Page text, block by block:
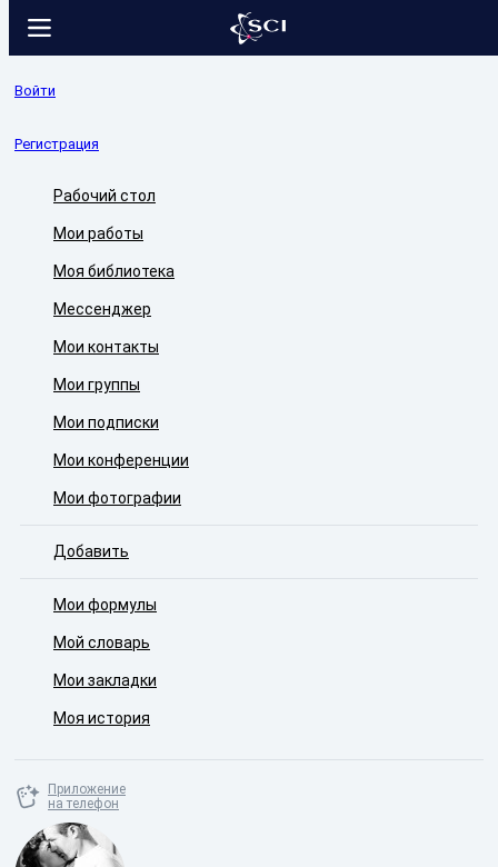
Войти
Регистрация
Рабочий стол
Мои работы
Моя библиотека
Мессенджер
Мои контакты
Мои группы
Мои подписки
Мои конференции
Мои фотографии
Добавить
Мои формулы
Мой словарь
Мои закладки
Моя история
Приложение
на телефон